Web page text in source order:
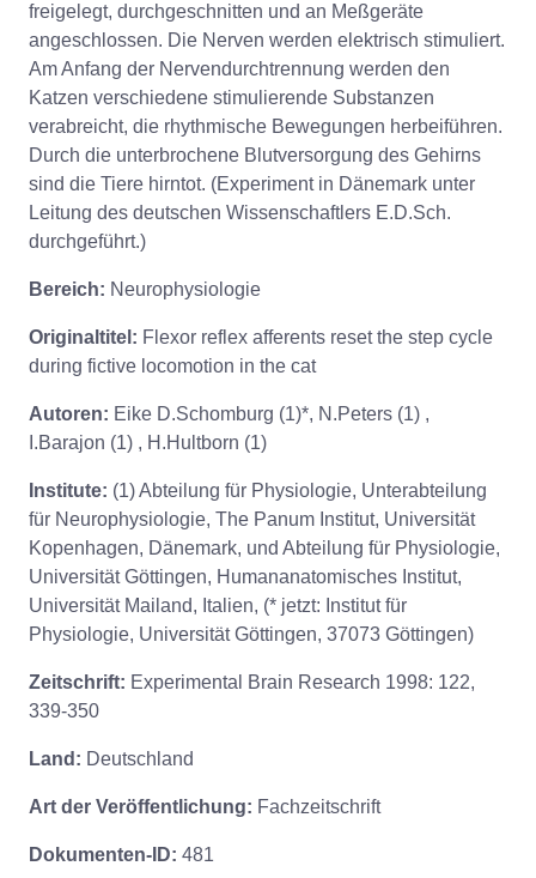
freigelegt, durchgeschnitten und an Meßgeräte
angeschlossen. Die Nerven werden elektrisch stimuliert.
Am Anfang der Nervendurchtrennung werden den
Katzen verschiedene stimulierende Substanzen
verabreicht, die rhythmische Bewegungen herbeiführen.
Durch die unterbrochene Blutversorgung des Gehirns
sind die Tiere hirntot. (Experiment in Dänemark unter
Leitung des deutschen Wissenschaftlers E.D.Sch.
durchgeführt.)
Bereich: Neurophysiologie
Originaltitel: Flexor reflex afferents reset the step cycle
during fictive locomotion in the cat
Autoren: Eike D.Schomburg (1)*, N.Peters (1) ,
I.Barajon (1) , H.Hultborn (1)
Institute: (1) Abteilung für Physiologie, Unterabteilung
für Neurophysiologie, The Panum Institut, Universität
Kopenhagen, Dänemark, und Abteilung für Physiologie,
Universität Göttingen, Humananatomisches Institut,
Universität Mailand, Italien, (* jetzt: Institut für
Physiologie, Universität Göttingen, 37073 Göttingen)
Zeitschrift: Experimental Brain Research 1998: 122,
339-350
Land: Deutschland
Art der Veröffentlichung: Fachzeitschrift
Dokumenten-ID: 481